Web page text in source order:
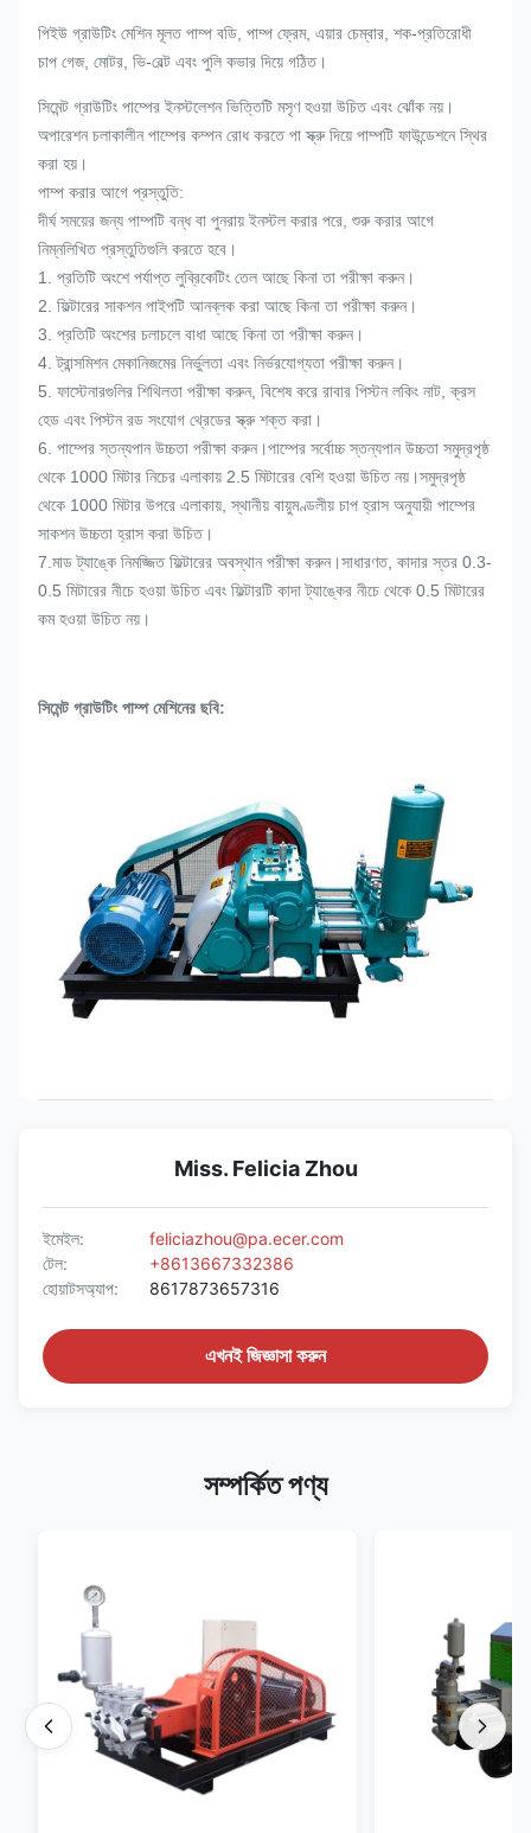
পিইউ গ্রাউটিং মেশিন মূলত পাম্প বডি, পাম্প ফ্রেম, এয়ার চেম্বার, শক-প্রতিরোধী
চাপ গেজ, মোটর, ভি-বেল্ট এবং পুলি কভার দিয়ে গঠিত।
সিমেন্ট গ্রাউটিং পাম্পের ইনস্টলেশন ভিত্তিটি মসৃণ হওয়া উচিত এবং ঝোঁক নয়।
অপারেশন চলাকালীন পাম্পের কম্পন রোধ করতে পা স্ক্রু দিয়ে পাম্পটি ফাউন্ডেশনে স্থির
করা হয়।
পাম্প করার আগে প্রস্তুতি:
দীর্ঘ সময়ের জন্য পাম্পটি বন্ধ বা পুনরায় ইনস্টল করার পরে, শুরু করার আগে
নিম্নলিখিত প্রস্তুতিগুলি করতে হবে।
1. প্রতিটি অংশে পর্যাপ্ত লুব্রিকেটিং তেল আছে কিনা তা পরীক্ষা করুন।
2. ফিল্টারের সাকশন পাইপটি আনব্লক করা আছে কিনা তা পরীক্ষা করুন।
3. প্রতিটি অংশের চলাচলে বাধা আছে কিনা তা পরীক্ষা করুন।
4. ট্রান্সমিশন মেকানিজমের নির্ভুলতা এবং নির্ভরযোগ্যতা পরীক্ষা করুন।
5. ফাস্টেনারগুলির শিথিলতা পরীক্ষা করুন, বিশেষ করে রাবার পিস্টন লকিং নাট, ক্রস
হেড এবং পিস্টন রড সংযোগ থ্রেডের স্ক্রু শক্ত করা।
6. পাম্পের স্তন্যপান উচ্চতা পরীক্ষা করুন।পাম্পের সর্বোচ্চ স্তন্যপান উচ্চতা সমুদ্রপৃষ্ঠ
থেকে 1000 মিটার নিচের এলাকায় 2.5 মিটারের বেশি হওয়া উচিত নয়।সমুদ্রপৃষ্ঠ
থেকে 1000 মিটার উপরে এলাকায়, স্থানীয় বায়ুমণ্ডলীয় চাপ হ্রাস অনুযায়ী পাম্পের
সাকশন উচ্চতা হ্রাস করা উচিত।
7.মাড ট্যাঙ্কে নিমজ্জিত ফিল্টারের অবস্থান পরীক্ষা করুন।সাধারণত, কাদার স্তর 0.3-
0.5 মিটারের নীচে হওয়া উচিত এবং ফিল্টারটি কাদা ট্যাঙ্কের নীচে থেকে 0.5 মিটারের
কম হওয়া উচিত নয়।
সিমেন্ট গ্রাউটিং পাম্প মেশিনের ছবি:
Miss. Felicia Zhou
ইমেইল:
feliciazhou@pa.ecer.com
টেল:
+8613667332386
হোয়াটসঅ্যাপ:
8617873657316
এখনই জিজ্ঞাসা করুন
সম্পর্কিত পণ্য